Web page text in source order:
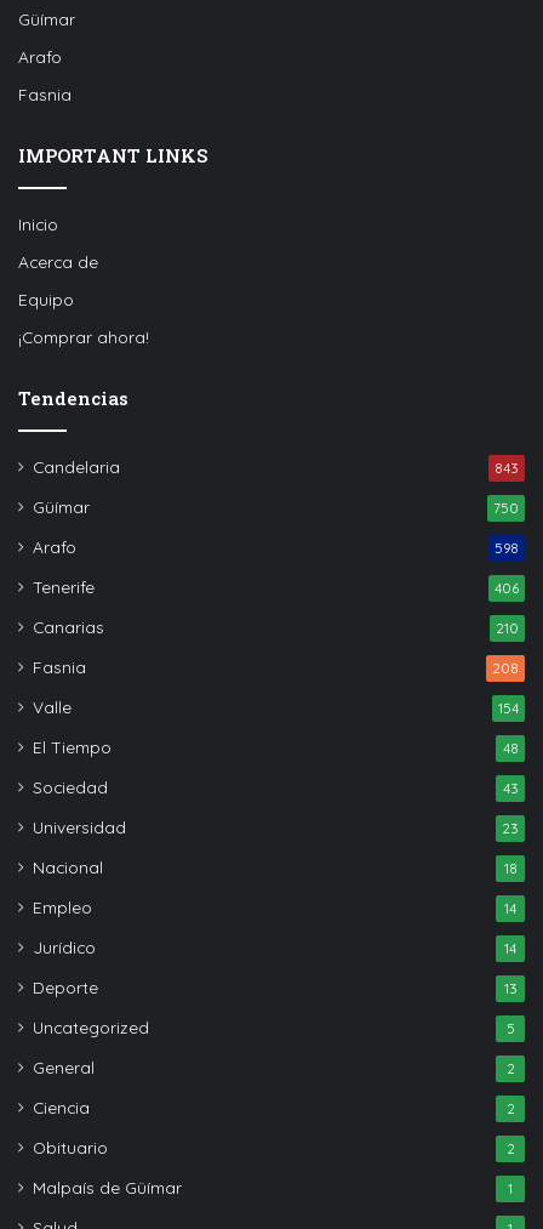
Güímar
Arafo
Fasnia
IMPORTANT LINKS
Inicio
Acerca de
Equipo
¡Comprar ahora!
Tendencias
Candelaria 843
Güímar 750
Arafo 598
Tenerife 406
Canarias 210
Fasnia 208
Valle 154
El Tiempo 48
Sociedad 43
Universidad 23
Nacional 18
Empleo 14
Jurídico 14
Deporte 13
Uncategorized 5
General 2
Ciencia 2
Obituario 2
Malpaís de Güímar 1